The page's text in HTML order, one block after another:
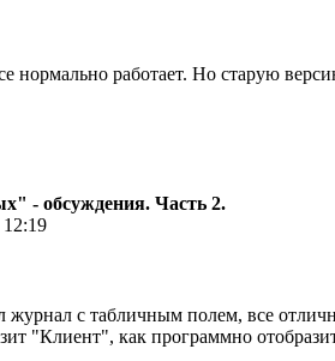
нормально работает. Но старую
- обсуждения. Часть 2.
с табличным полем, все
"Клиент", как программно